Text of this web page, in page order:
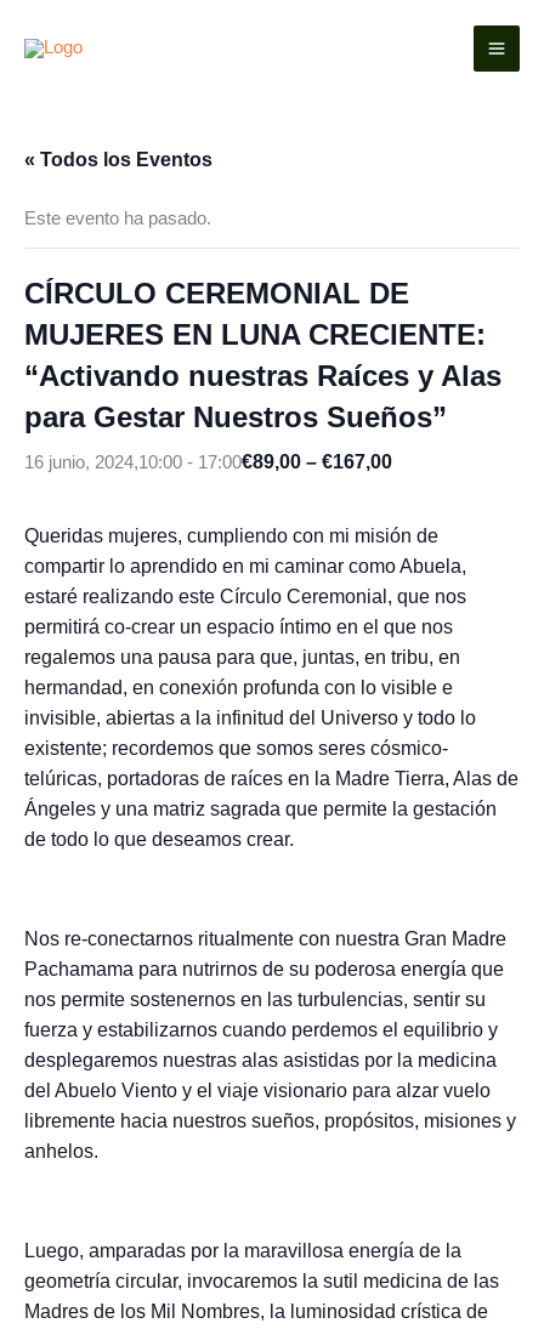
« Todos los Eventos
Este evento ha pasado.
CÍRCULO CEREMONIAL DE
MUJERES EN LUNA CRECIENTE:
“Activando nuestras Raíces y Alas
para Gestar Nuestros Sueños”
16 junio, 2024,10:00 - 17:00€89,00 – €167,00
Queridas mujeres, cumpliendo con mi misión de
compartir lo aprendido en mi caminar como Abuela,
estaré realizando este Círculo Ceremonial, que nos
permitirá co-crear un espacio íntimo en el que nos
regalemos una pausa para que, juntas, en tribu, en
hermandad, en conexión profunda con lo visible e
invisible, abiertas a la infinitud del Universo y todo lo
existente; recordemos que somos seres cósmico-
telúricas, portadoras de raíces en la Madre Tierra, Alas de
Ángeles y una matriz sagrada que permite la gestación
de todo lo que deseamos crear.
Nos re-conectarnos ritualmente con nuestra Gran Madre
Pachamama para nutrirnos de su poderosa energía que
nos permite sostenernos en las turbulencias, sentir su
fuerza y estabilizarnos cuando perdemos el equilibrio y
desplegaremos nuestras alas asistidas por la medicina
del Abuelo Viento y el viaje visionario para alzar vuelo
libremente hacia nuestros sueños, propósitos, misiones y
anhelos.
Luego, amparadas por la maravillosa energía de la
geometría circular, invocaremos la sutil medicina de las
Madres de los Mil Nombres, la luminosidad crística de